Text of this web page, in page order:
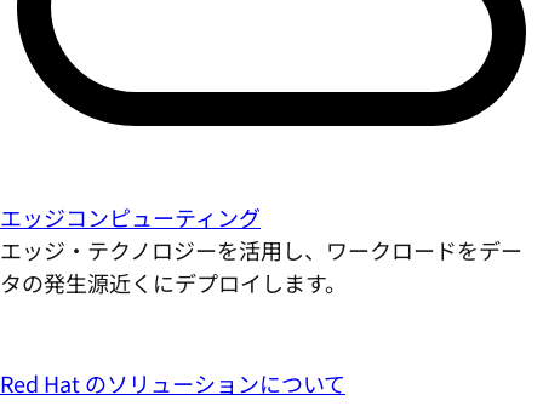
エッジコンピューティング
エッジ・テクノロジーを活用し、ワークロードをデー
タの発生源近くにデプロイします。
Red Hat のソリューションについて